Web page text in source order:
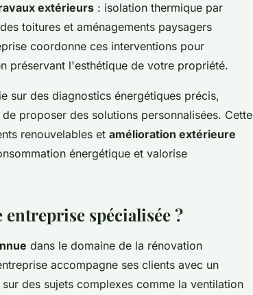
extérieurs : isolation thermique par
toitures et aménagements paysagers
coordonne ces interventions pour
préservant l'esthétique de votre propriété.
sur des diagnostics énergétiques précis,
proposer des solutions personnalisées. Cette
renouvelables et amélioration extérieure
énergétique et valorise
spécialisée ?
dans le domaine de la rénovation
accompagne ses clients avec un
des sujets complexes comme la ventilation